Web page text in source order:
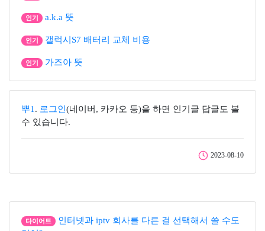
인기 a.k.a 뜻
인기 갤럭시S7 배터리 교체 비용
인기 가즈아 뜻
뿌1 . 로그인 (네이버, 카카오 등)을 하면 인기글 답글도 볼
수 있습니다.
2023-08-10
다이어트
인터넷과 iptv 회사를 다른 걸 선택해서 쓸 수도